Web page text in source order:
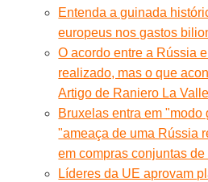
Entenda a guinada
europeus nos gastos
O acordo entre a Rússia
realizado, mas o que
Artigo de Raniero La Valle
Bruxelas entra em "modo
"ameaça de uma Rússia
em compras conjuntas de
Líderes da UE aprovam